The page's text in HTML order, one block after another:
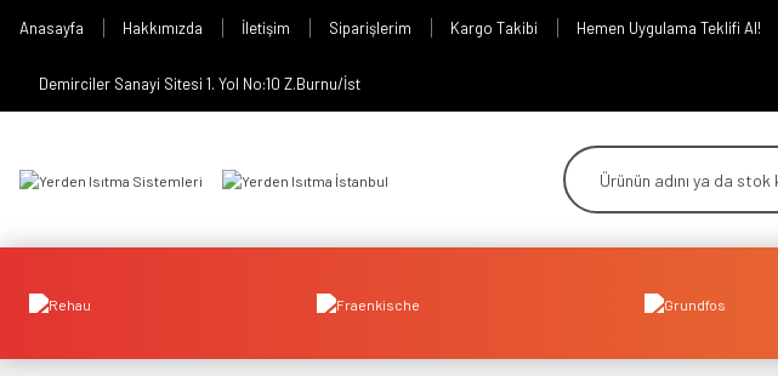
Anasayfa Hakkımızda İletişim Siparişlerim Kargo Takibi Hemen Uygulama Teklifi Al!
Demirciler Sanayi Sitesi 1. Yol No:10 Z.Burnu/İst